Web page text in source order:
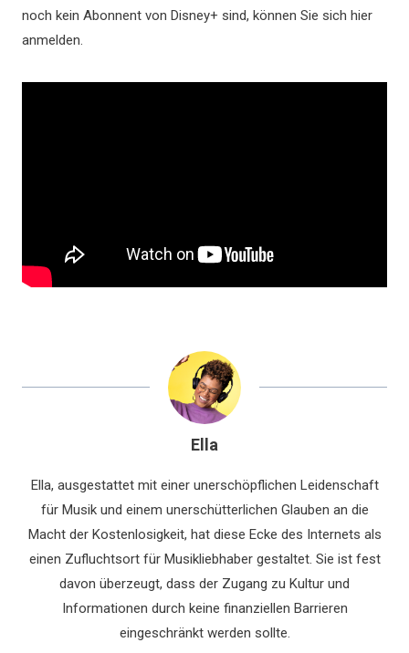
noch kein Abonnent von Disney+ sind, können Sie sich hier
anmelden.
Ella
Ella, ausgestattet mit einer unerschöpflichen Leidenschaft
für Musik und einem unerschütterlichen Glauben an die
Macht der Kostenlosigkeit, hat diese Ecke des Internets als
einen Zufluchtsort für Musikliebhaber gestaltet. Sie ist fest
davon überzeugt, dass der Zugang zu Kultur und
Informationen durch keine finanziellen Barrieren
eingeschränkt werden sollte.